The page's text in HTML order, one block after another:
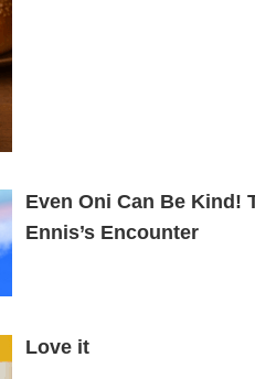
Even Oni Can Be Kind!
Ennis’s Encounter
Love it